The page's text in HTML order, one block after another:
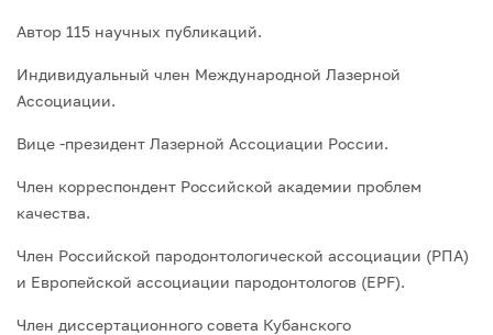
Автор 115 научных публикаций.
Индивидуальный член Международной Лазерной
Ассоциации.
Вице -президент Лазерной Ассоциации России.
Член корреспондент Российской академии проблем
качества.
Член Российской пародонтологической ассоциации (РПА)
и Европейской ассоциации пародонтологов (EPF).
Член диссертационного совета Кубанского